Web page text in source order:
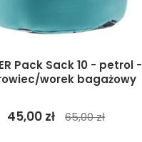
Pack Sack 10 - petrol -
worek bagażowy
45,00 zł 65,00 zł